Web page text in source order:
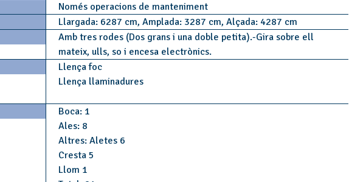
Només operacions de manteniment
Llargada: 6287 cm, Amplada: 3287 cm, Alçada: 4287 cm
Amb tres rodes (Dos grans i una doble petita).-Gira sobre ell
mateix, ulls, so i encesa electrònics.
Llença foc
Llença llaminadures
Boca: 1
Ales: 8
Altres: Aletes 6
Cresta 5
Llom 1